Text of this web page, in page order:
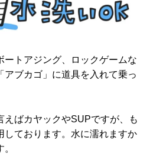
ートアジング、ロックゲームな
アブカゴ」に道具を入れて乗っ
えばカヤックやSUPですが、も
しております。水に濡れますか